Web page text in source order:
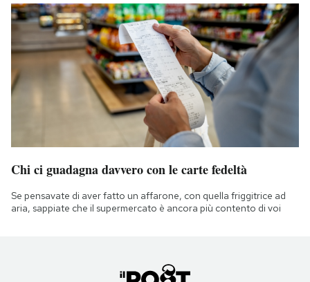
Chi ci guadagna davvero con le carte fedeltà
Se pensavate di aver fatto un affarone, con quella friggitrice ad
aria, sappiate che il supermercato è ancora più contento di voi